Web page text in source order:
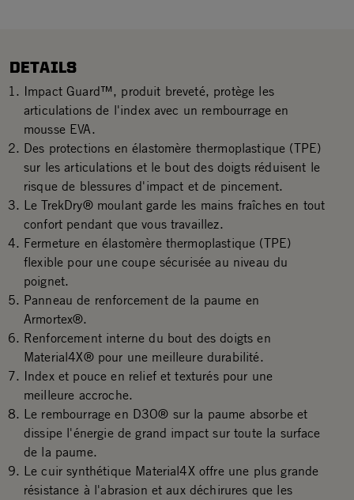
DETAILS
Impact Guard™, produit breveté, protège les
articulations de l'index avec un rembourrage en
mousse EVA.
Des protections en élastomère thermoplastique (TPE)
sur les articulations et le bout des doigts réduisent le
risque de blessures d'impact et de pincement.
Le TrekDry® moulant garde les mains fraîches en tout
confort pendant que vous travaillez.
Fermeture en élastomère thermoplastique (TPE)
flexible pour une coupe sécurisée au niveau du
poignet.
Panneau de renforcement de la paume en
Armortex®.
Renforcement interne du bout des doigts en
Material4X® pour une meilleure durabilité.
Index et pouce en relief et texturés pour une
meilleure accroche.
Le rembourrage en D3O® sur la paume absorbe et
dissipe l'énergie de grand impact sur toute la surface
de la paume.
Le cuir synthétique Material4X offre une plus grande
résistance à l'abrasion et aux déchirures que les